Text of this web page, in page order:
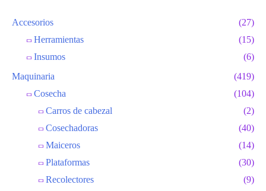
Accesorios
(27)
Herramientas
(15)
Insumos
(6)
Maquinaria
(419)
Cosecha
(104)
Carros de cabezal
(2)
Cosechadoras
(40)
Maiceros
(14)
Plataformas
(30)
Recolectores
(9)